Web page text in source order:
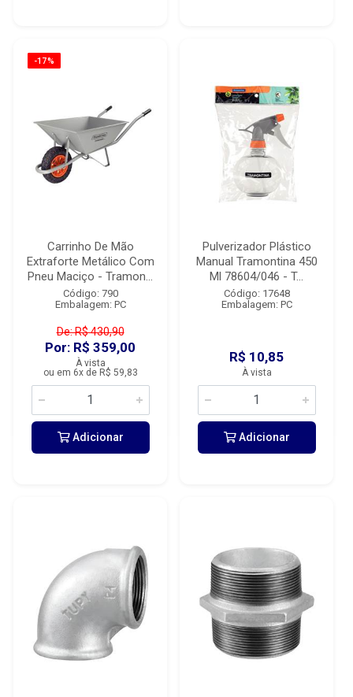
-17%
Carrinho De Mão
Extraforte Metálico Com
Pneu Maciço - Tramon...
Código: 790
Embalagem: PC
De: R$ 430,90
Por: R$ 359,00
À vista
ou em 6x de R$ 59,83
Adicionar
Pulverizador Plástico
Manual Tramontina 450
Ml 78604/046 - T...
Código: 17648
Embalagem: PC
R$ 10,85
À vista
Adicionar